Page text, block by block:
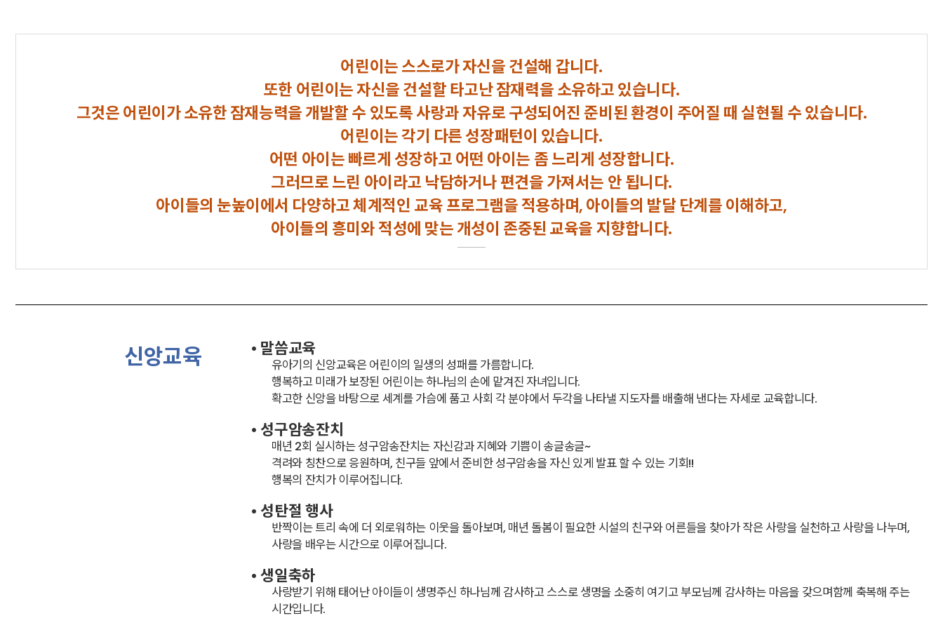
어린이는 스스로가 자신을 건설해 갑니다.
또한 어린이는 자신을 건설할 타고난 잠재력을 소유하고 있습니다.
그것은 어린이가 소유한 잠재능력을 개발할 수 있도록 사랑과 자유로 구성되어진 준비된 환경이 주어질 때 실현될 수 있습니다.
어린이는 각기 다른 성장패턴이 있습니다.
어떤 아이는 빠르게 성장하고 어떤 아이는 좀 느리게 성장합니다.
그러므로 느린 아이라고 낙담하거나 편견을 가져서는 안 됩니다.
아이들의 눈높이에서 다양하고 체계적인 교육 프로그램을 적용하며, 아이들의 발달 단계를 이해하고,
아이들의 흥미와 적성에 맞는 개성이 존중된 교육을 지향합니다.
신앙교육 • 말씀교육
유아기의 신앙교육은 어린이의 일생의 성패를 가름합니다.
행복하고 미래가 보장된 어린이는 하나님의 손에 맡겨진 자녀입니다.
확고한 신앙을 바탕으로 세계를 가슴에 품고 사회 각 분야에서 두각을 나타낼 지도자를 배출해 낸다는 자세로 교육합니다.
• 성구암송잔치
매년 2회 실시하는 성구암송잔치는 자신감과 지혜와 기쁨이 송글송글~
격려와 칭찬으로 응원하며, 친구들 앞에서 준비한 성구암송을 자신 있게 발표 할 수 있는 기회!!
행복의 잔치가 이루어집니다.
• 성탄절 행사
반짝이는 트리 속에 더 외로워하는 이웃을 돌아보며, 매년 돌봄이 필요한 시설의 친구와 어른들을 찾아가 작은 사랑을 실천하고 사랑을 나누며,
사랑을 배우는 시간으로 이루어집니다.
• 생일축하
사랑받기 위해 태어난 아이들이 생명주신 하나님께 감사하고 스스로 생명을 소중히 여기고 부모님께 감사하는 마음을 갖으며함께 축복해 주는
시간입니다.